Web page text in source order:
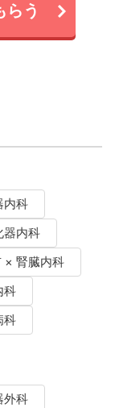
らう
内科
器内科
× 腎臓内科
科
科
外科